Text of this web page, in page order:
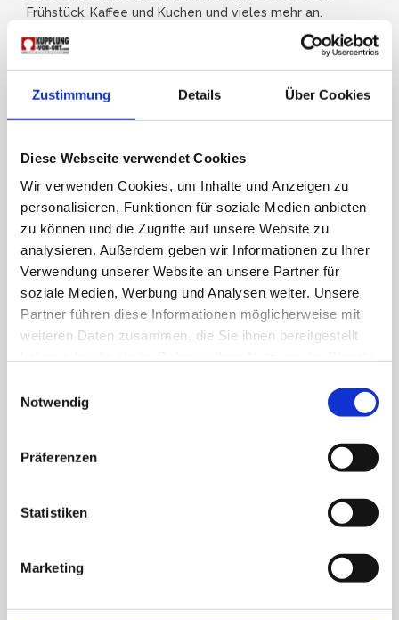
Zustimmung Details Über Cookies
Diese Webseite verwendet Cookies
Wir verwenden Cookies, um Inhalte und Anzeigen zu
personalisieren, Funktionen für soziale Medien anbieten
zu können und die Zugriffe auf unsere Website zu
analysieren. Außerdem geben wir Informationen zu Ihrer
Verwendung unserer Website an unsere Partner für
soziale Medien, Werbung und Analysen weiter. Unsere
Partner führen diese Informationen möglicherweise mit
weiteren Daten zusammen, die Sie ihnen bereitgestellt
Notwendig
Präferenzen
Statistiken
Marketing
Frühstück, Kaffee und Kuchen und vieles mehr an.
Verbinden Sie doch die Montage Ihrer neuen
und entdecken Sie die Schönheit der Region rund um
Landau an der Isar.
In Kürze erhalten Sie ein detailliertes Angebot über Ihre
JETZT ANFRAGEN